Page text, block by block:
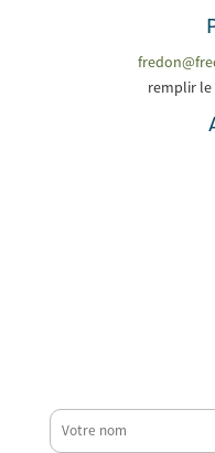
remplir